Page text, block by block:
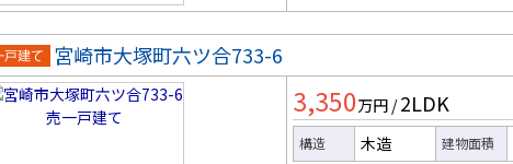
戸建
宮崎市大塚町六ツ合733-6
3,350万円 / 2LDK
構造 木造 建物面積